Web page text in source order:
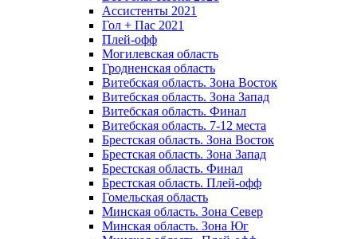
Ассистенты 2021
Гол + Пас 2021
Плей-офф
Могилевская область
Гродненская область
Витебская область. Зона Восток
Витебская область. Зона Запад
Витебская область. Финал
Витебская область. 7-12 места
Брестская область. Зона Восток
Брестская область. Зона Запад
Брестская область. Финал
Брестская область. Плей-офф
Гомельская область
Минская область. Зона Север
Минская область. Зона Юг